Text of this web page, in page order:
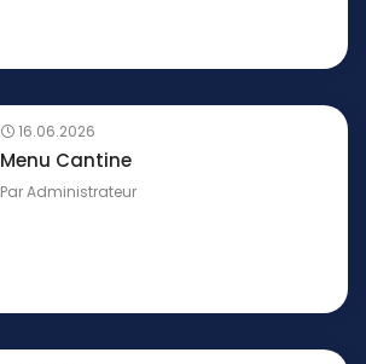
16.06.2026
Menu Cantine
ParAdministrateur